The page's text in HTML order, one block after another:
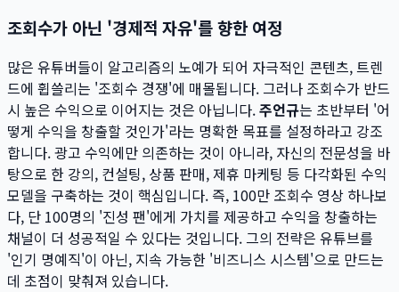
조회수가 아닌 '경제적 자유'를 향한 여정
많은 유튜버들이 알고리즘의 노예가 되어 자극적인 콘텐츠, 트렌
드에 휩쓸리는 '조회수 경쟁'에 매몰됩니다. 그러나 조회수가 반드
시 높은 수익으로 이어지는 것은 아닙니다.주언규는 초반부터 '어
떻게 수익을 창출할 것인가'라는 명확한 목표를 설정하라고 강조
합니다. 광고 수익에만 의존하는 것이 아니라, 자신의 전문성을 바
탕으로 한 강의, 컨설팅, 상품 판매, 제휴 마케팅 등 다각화된 수익
모델을 구축하는 것이 핵심입니다. 즉, 100만 조회수 영상 하나보
다, 단 100명의 '진성 팬'에게 가치를 제공하고 수익을 창출하는
채널이 더 성공적일 수 있다는 것입니다. 그의 전략은 유튜브를
'인기 명예직'이 아닌, 지속 가능한 '비즈니스 시스템'으로 만드는
데 초점이 맞춰져 있습니다.